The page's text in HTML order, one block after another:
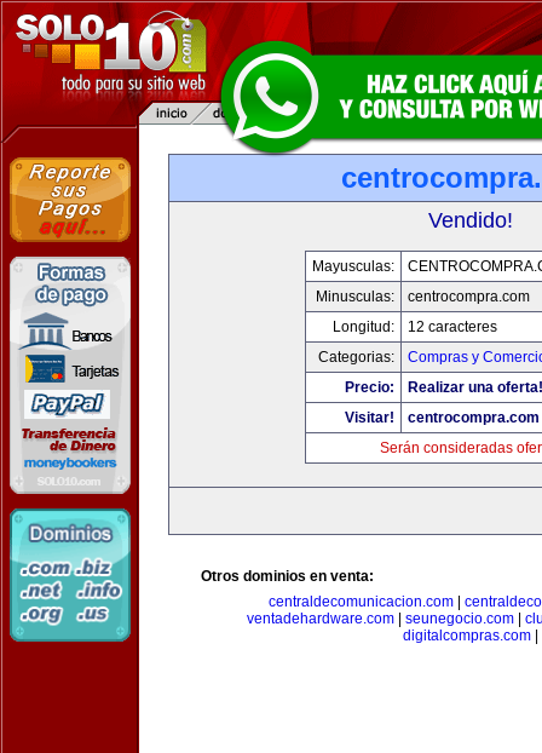
Vendido!
Mayusculas:
Minusculas:
centrocompra.com
Longitud:
12 caracteres
Categorias:
Compras y
Precio:
Realizar una oferta!
Visitar!
centrocompra.com
Serán consideradas
Otros dominios en venta:
centraldecomunicacion.com
ventadehardware.com| seunegocio.com|
digitalcompras.com